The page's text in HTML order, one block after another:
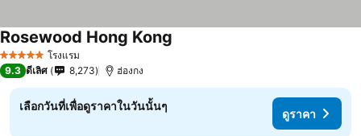
5 ดาว โรงแรม
Rosewood Hong Kong
9.3 ดีเลิศ 8,273 ฮ่องกง
เลือกวันที่เพื่อดูราคาในวันนั้นๆ
ดูราคา